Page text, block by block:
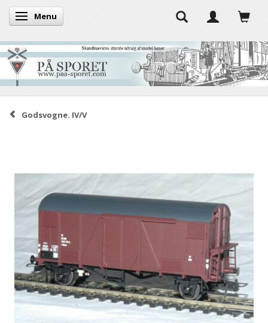
Skifte navigation
Menu
Godsvogne. IV/V